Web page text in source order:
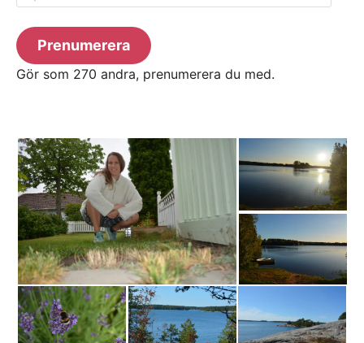
postadress
Prenumerera
Gör som 270 andra, prenumerera du med.